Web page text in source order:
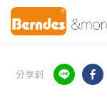
分享到